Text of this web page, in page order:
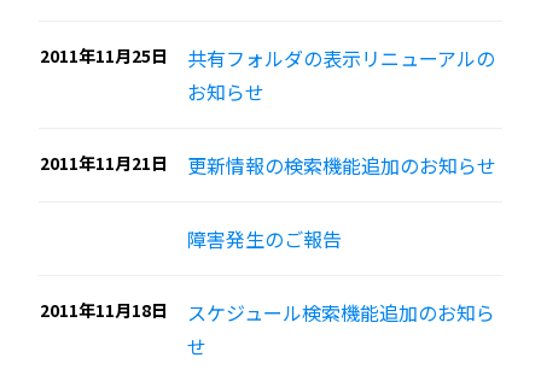
2011年11月25日
共有フォルダの表示リニューアルの
お知らせ
2011年11月21日 更新情報の検索機能追加のお知らせ
障害発生のご報告
2011年11月18日
スケジュール検索機能追加のお知ら
せ